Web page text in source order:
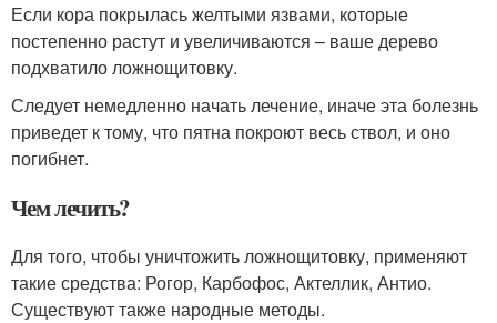
Если кора покрылась желтыми язвами, которые
постепенно растут и увеличиваются – ваше дерево
подхватило ложнощитовку.
Следует немедленно начать лечение, иначе эта болезнь
приведет к тому, что пятна покроют весь ствол, и оно
погибнет.
Чем лечить?
Для того, чтобы уничтожить ложнощитовку, применяют
такие средства: Рогор, Карбофос, Актеллик, Антио.
Существуют также народные методы.